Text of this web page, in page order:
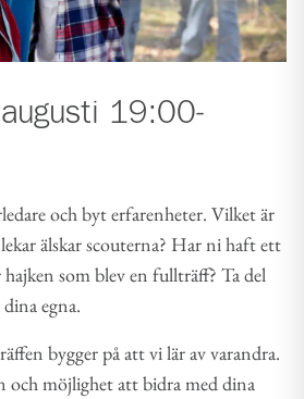
19:00-
och byt erfarenheter. Vilket är
älskar scouterna? Har ni haft ett
som blev en fullträff? Ta del
egna.
bygger på att vi lär av varandra.
och möjlighet att bidra med dina